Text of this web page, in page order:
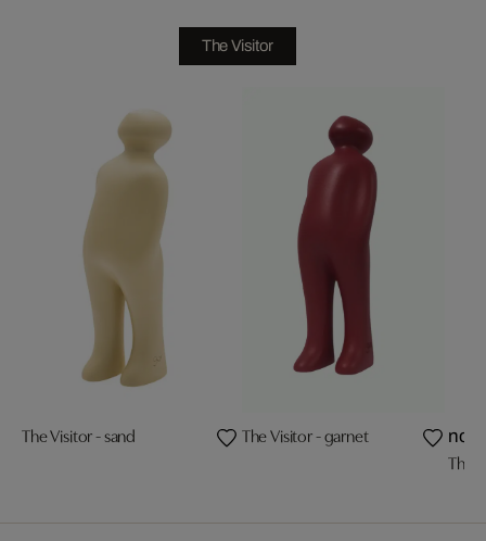
The Visitor
The Visitor - sand The Visitor - garnet
The